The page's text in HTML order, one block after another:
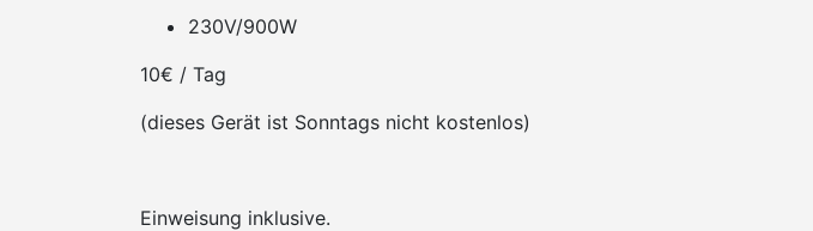
230V/900W
10€ / Tag
(dieses Gerät ist Sonntags nicht kostenlos)
Einweisung inklusive.